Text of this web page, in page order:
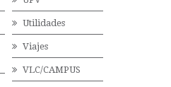
Utilidades
Viajes
VLC/CAMPUS